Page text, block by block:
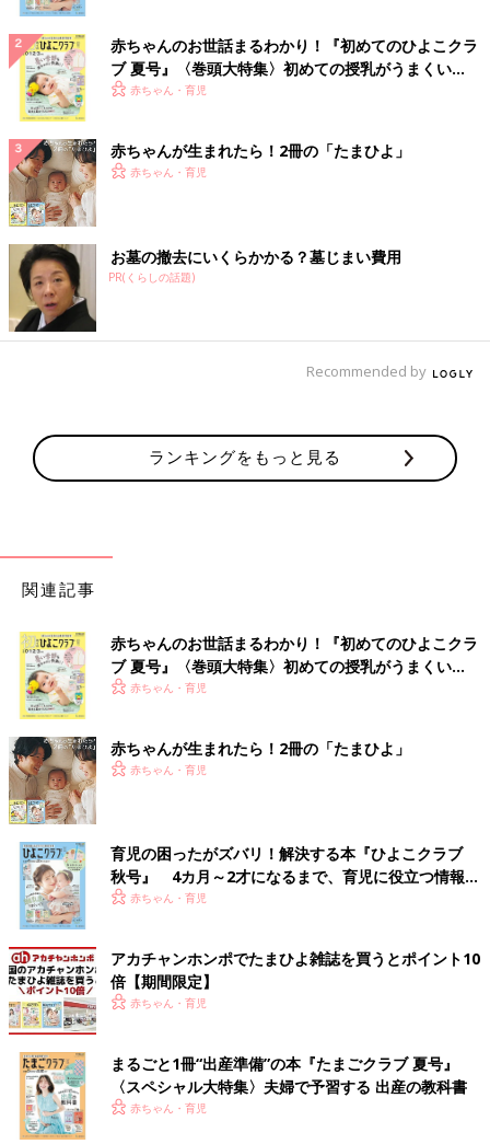
赤ちゃんのお世話まるわかり！『初めてのひよこクラ
ブ 夏号』〈巻頭大特集〉初めての授乳がうまくい
く！ おっぱい・ミルクの基本と夏のトラブル 解決テ
赤ちゃん・育児
赤ちゃんが生まれたら！2冊の「たまひよ」
赤ちゃん・育児
お墓の撤去にいくらかかる？墓じまい費用
PR(くらしの話題)
Recommended by
ランキングをもっと見る
関連記事
赤ちゃんのお世話まるわかり！『初めてのひよこクラ
ブ 夏号』〈巻頭大特集〉初めての授乳がうまくい
く！ おっぱい・ミルクの基本と夏のトラブル 解決テ
赤ちゃん・育児
赤ちゃんが生まれたら！2冊の「たまひよ」
赤ちゃん・育児
育児の困ったがズバリ！解決する本『ひよこクラブ
秋号』 4カ月～2才になるまで、育児に役立つ情報が
いっぱい！
赤ちゃん・育児
アカチャンホンポでたまひよ雑誌を買うとポイント10
倍【期間限定】
赤ちゃん・育児
まるごと1冊“出産準備”の本『たまごクラブ 夏号』
〈スペシャル大特集〉夫婦で予習する 出産の教科書
赤ちゃん・育児